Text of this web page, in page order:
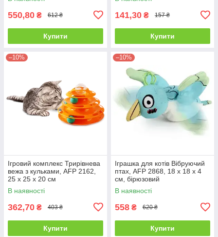
550,80 ₴ 612 ₴
Купити
141,30 ₴ 157 ₴
Купити
–10%
Ігровий комплекс Трирівнева
вежа з кульками, AFP 2162,
25 x 25 x 20 см
В наявності
362,70 ₴ 403 ₴
Купити
–10%
Іграшка для котів Вібруючий
птах, AFP 2868, 18 x 18 x 4
см, бірюзовий
В наявності
558 ₴ 620 ₴
Купити